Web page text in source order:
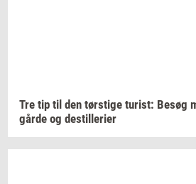
Tre tip til den tørsti­ge turist: Besøg
går­de og destil­le­ri­er